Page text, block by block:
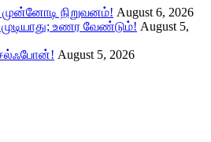
முன்னோடி நிறுவனம்! August 6, 2026
உணர வேண்டும்! August 5,
August 5, 2026